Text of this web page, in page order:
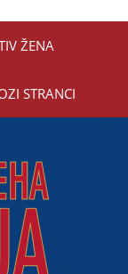
ŽENA
STRANCI